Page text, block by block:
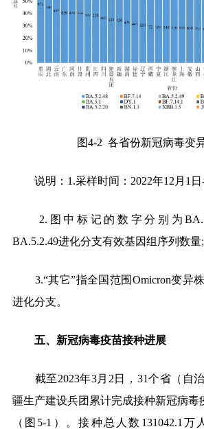
图4-2 各省份新冠病毒变
说明： 1.采样时间： 2022年12 月 1 日
2. 图中标记的数字分别为
BA.5.2.49进化分支有效基因组序列数量;
3.“其它”指全国范围 Omicron变异
进化分支。
五、新冠病毒疫苗接种进展
截至2023年3月 2 日， 31个省（自
疆生产建设兵团累计完成接种新冠病毒
（图 5-1 ）。接种总人数 131042.1 万